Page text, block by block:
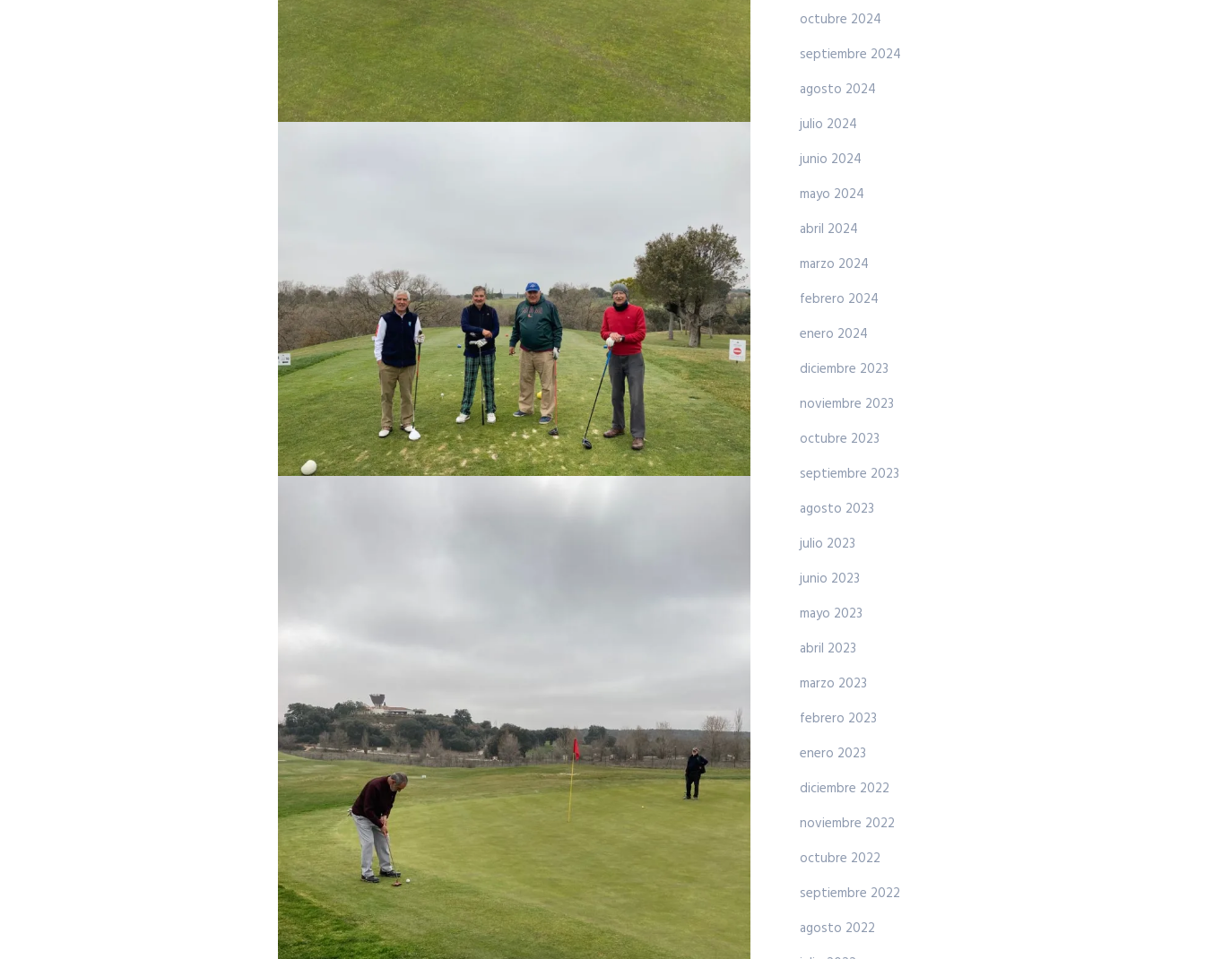
octubre 2024
septiembre 2024
agosto 2024
julio 2024
junio 2024
mayo 2024
abril 2024
marzo 2024
febrero 2024
enero 2024
diciembre 2023
noviembre 2023
octubre 2023
septiembre 2023
agosto 2023
julio 2023
junio 2023
mayo 2023
abril 2023
marzo 2023
febrero 2023
enero 2023
diciembre 2022
noviembre 2022
octubre 2022
septiembre 2022
agosto 2022